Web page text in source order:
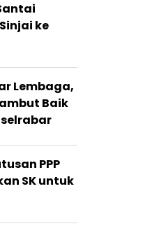
ke
Lembaga,
Baik
PPP
SK untuk